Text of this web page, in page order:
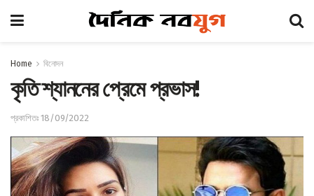
Home বিনোদন
কৃতি শ্যাননের প্রেমে প্রভাস!
প্রকাশিতঃ 18/09/2022